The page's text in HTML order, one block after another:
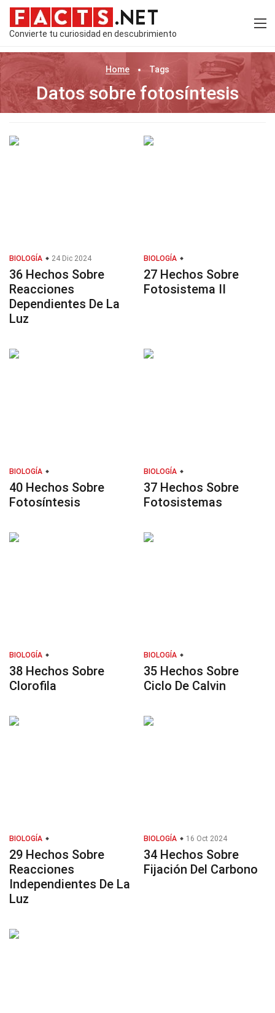
Convierte tu curiosidad en descubrimiento
Home Tags
Datos sobre fotosíntesis
BIOLOGÍA 24 Dic 2024
36 Hechos Sobre
Reacciones
Dependientes De La
Luz
BIOLOGÍA
27 Hechos Sobre
Fotosistema II
BIOLOGÍA
40 Hechos Sobre
Fotosíntesis
BIOLOGÍA
37 Hechos Sobre
Fotosistemas
BIOLOGÍA
38 Hechos Sobre
Clorofila
BIOLOGÍA
35 Hechos Sobre
Ciclo De Calvin
BIOLOGÍA
29 Hechos Sobre
Reacciones
Independientes De La
Luz
BIOLOGÍA 16 Oct 2024
34 Hechos Sobre
Fijación Del Carbono